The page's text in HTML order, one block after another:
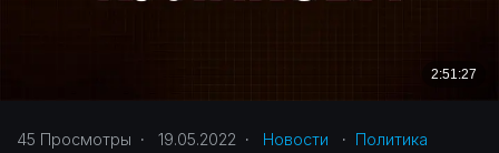
45 Просмотры · 19.05.2022 · Новости · Политика‎